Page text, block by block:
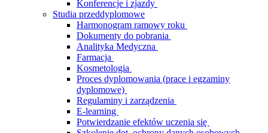
Konferencje i zjazdy
Studia przeddyplomowe
Harmonogram ramowy roku
Dokumenty do pobrania
Analityka Medyczna
Farmacja
Kosmetologia
Proces dyplomowania (prace i egzaminy
dyplomowe)
Regulaminy i zarządzenia
E-learning
Potwierdzanie efektów uczenia się